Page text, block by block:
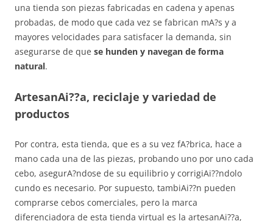
una tienda son piezas fabricadas en cadena y apenas
probadas, de modo que cada vez se fabrican mA?s y a
mayores velocidades para satisfacer la demanda, sin
asegurarse de que se hunden y navegan de forma
natural.
ArtesanAi??a, reciclaje y variedad de
productos
Por contra, esta tienda, que es a su vez fA?brica, hace a
mano cada una de las piezas, probando uno por uno cada
cebo, asegurA?ndose de su equilibrio y corrigiAi??ndolo
cundo es necesario. Por supuesto, tambiAi??n pueden
comprarse cebos comerciales, pero la marca
diferenciadora de esta tienda virtual es la artesanAi??a,